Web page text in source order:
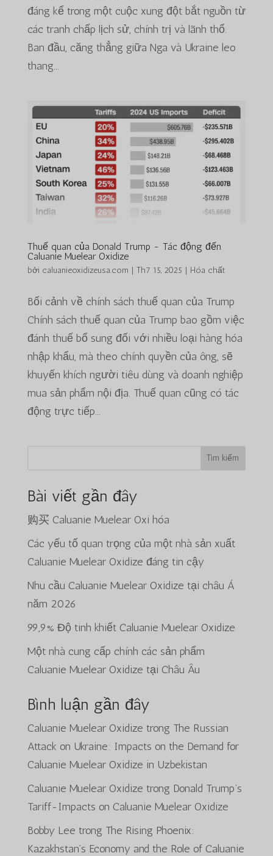
đáng kể trong một cuộc xung đột bắt nguồn từ
các tranh chấp lịch sử, chính trị và lãnh thổ.
Ban đầu, căng thẳng giữa Nga và Ukraine leo
thang...
Thuế quan của Donald Trump - Tác động đến
Caluanie Muelear Oxidize
bởi caluanieoxidizeusa.com | Th7 15, 2025 | Hóa chất
Bối cảnh về chính sách thuế quan của Trump
Chính sách thuế quan của Trump bao gồm việc
đánh thuế bổ sung đối với nhiều loại hàng hóa
nhập khẩu, mà theo chính quyền của ông, sẽ
khuyến khích người tiêu dùng và doanh nghiệp
mua sản phẩm nội địa. Thuế quan cũng có tác
động trực tiếp...
Tìm kiếm
Bài viết gần đây
购买 Caluanie Muelear Oxi hóa
Các yếu tố quan trọng của một nhà sản xuất
Caluanie Muelear Oxidize đáng tin cậy
Nhu cầu Caluanie Muelear Oxidize tại châu Á
năm 2026
99,9% Độ tinh khiết Caluanie Muelear Oxidize
Một nhà cung cấp chính các sản phẩm
Caluanie Muelear Oxidize tại Châu Âu
Bình luận gần đây
Caluanie Muelear Oxidize trong The Russian
Attack on Ukraine: Impacts on the Demand for
Caluanie Muelear Oxidize in Uzbekistan
Caluanie Muelear Oxidize trong Donald Trump’s
Tariff-Impacts on Caluanie Muelear Oxidize
Bobby Lee trong The Rising Phoenix:
Kazakhstan’s Economy and the Role of Caluanie